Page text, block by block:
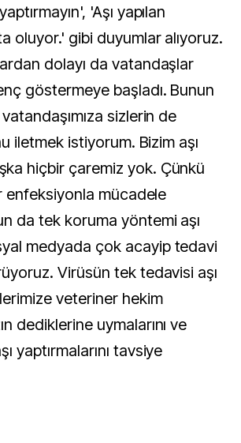
'Aşı yapılan
oluyor.' gibi duyumlar alıyoruz.
dolayı da vatandaşlar
göstermeye başladı. Bunun
sizlerin de
iletmek istiyorum. Bizim aşı
hiçbir çaremiz yok. Çünkü
enfeksiyonla mücadele
da tek koruma yöntemi aşı
medyada çok acayip tedavi
Virüsün tek tedavisi aşı
veteriner hekim
dediklerine uymalarını ve
yaptırmalarını tavsiye